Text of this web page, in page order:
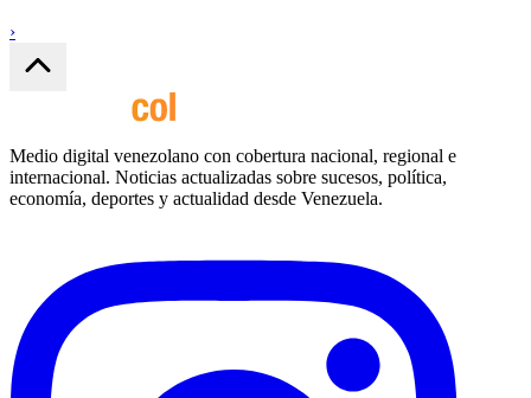
›
Medio digital venezolano con cobertura nacional, regional e
internacional. Noticias actualizadas sobre sucesos, política,
economía, deportes y actualidad desde Venezuela.